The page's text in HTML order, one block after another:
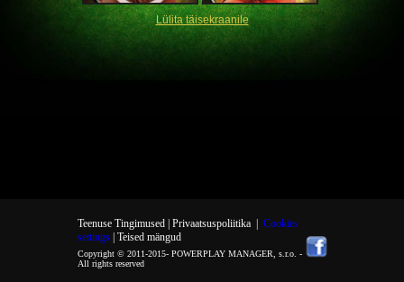
Lülita täisekraanile
Teenuse Tingimused | Privaatsuspoliitika| Cookies
settings
| Teised mängud
Copyright © 2011-2015- POWERPLAY MANAGER, s.r.o. -
All rights reserved